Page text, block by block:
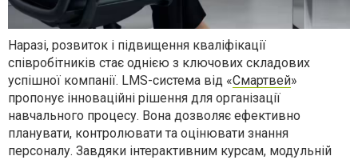
Наразі, розвиток і підвищення кваліфікації
співробітників стає однією з ключових складових
успішної компанії. LMS-система від «Смартвей»
пропонує інноваційні рішення для організації
навчального процесу. Вона дозволяє ефективно
планувати, контролювати та оцінювати знання
персоналу. Завдяки інтерактивним курсам, модульній